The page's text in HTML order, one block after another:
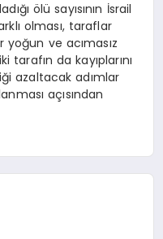
ölü sayısının İsrail
olması, taraflar
yoğun ve acımasız
da kayıplarını
azaltacak adımlar
açısından